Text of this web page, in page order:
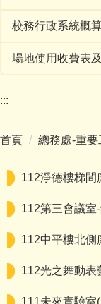
校務行政系統概
場地使用收費表
:::
首頁 總務處-重要
112淨德樓梯間
112第三會議室
112中平樓北側
112光之舞動表
111未來實驗室